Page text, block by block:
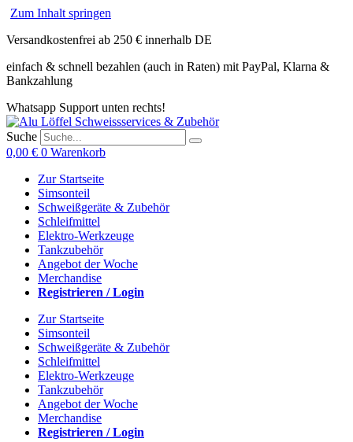
Zum Inhalt springen
Versandkostenfrei ab 250 € innerhalb DE
einfach & schnell bezahlen (auch in Raten) mit PayPal, Klarna &
Bankzahlung
Whatsapp Support unten rechts!
Suche
0,00 € 0 Warenkorb
Zur Startseite
Simsonteil
Schweißgeräte & Zubehör
Schleifmittel
Elektro-Werkzeuge
Tankzubehör
Angebot der Woche
Merchandise
Registrieren / Login
Zur Startseite
Simsonteil
Schweißgeräte & Zubehör
Schleifmittel
Elektro-Werkzeuge
Tankzubehör
Angebot der Woche
Merchandise
Registrieren / Login